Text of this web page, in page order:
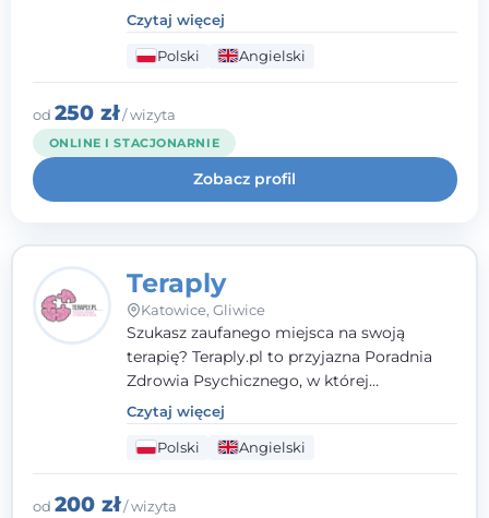
specjaliści świadczą wszechstronną pomoc
osobom w różnym wieku - zarówno w
gabinecie we Wrocławiu, jak i w formie
wizyt zdalnych.
Czytaj więcej
Polski Angielski
od 250 zł/ wizyta
ONLINE I STACJONARNIE
Zobacz profil
Teraply
Katowice, Gliwice
Szukasz zaufanego miejsca na swoją
terapię? Teraply.pl to przyjazna Poradnia
Zdrowia Psychicznego, w której
skorzystasz z pomocy sprawdzonych
specjalistów. Łatwo dobierzesz dogodny
termin i szybko, bez kolejek, zarezerwujesz
wizytę - również w formie online.
Czytaj więcej
Polski Angielski
od 200 zł/ wizyta